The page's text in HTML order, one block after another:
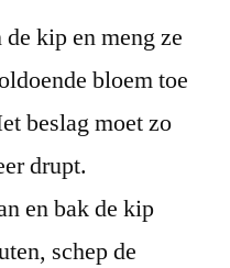
kip en meng ze
bloem toe
beslag moet zo
drupt.
en bak de kip
schep de